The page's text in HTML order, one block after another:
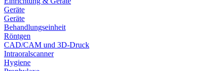
Geräte
Geräte
Behandlungseinheit
Röntgen
CAD/CAM und 3D-Druck
Intraoralscanner
Hygiene